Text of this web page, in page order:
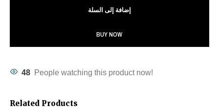
إضافة إلى السلة
BUY NOW
48 People watching this product now!
Related Products